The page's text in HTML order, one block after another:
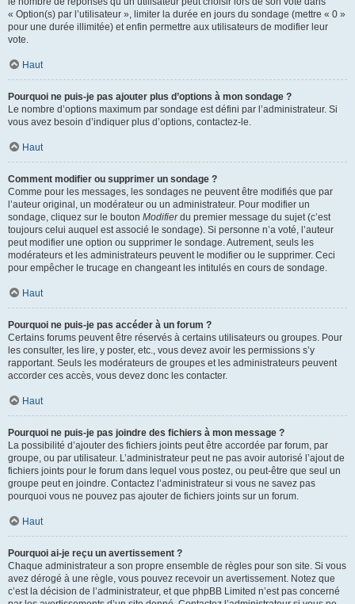
« Option(s) par l’utilisateur », limiter la durée en jours du sondage (mettre « 0 »
pour une durée illimitée) et enfin permettre aux utilisateurs de modifier leur
vote.
Haut
Pourquoi ne puis-je pas ajouter plus d’options à mon sondage ?
Le nombre d’options maximum par sondage est défini par l’administrateur. Si
vous avez besoin d’indiquer plus d’options, contactez-le.
Haut
Comment modifier ou supprimer un sondage ?
Comme pour les messages, les sondages ne peuvent être modifiés que par
l’auteur original, un modérateur ou un administrateur. Pour modifier un
sondage, cliquez sur le bouton Modifierdu premier message du sujet (c’est
toujours celui auquel est associé le sondage). Si personne n’a voté, l’auteur
peut modifier une option ou supprimer le sondage. Autrement, seuls les
modérateurs et les administrateurs peuvent le modifier ou le supprimer. Ceci
pour empêcher le trucage en changeant les intitulés en cours de sondage.
Haut
Pourquoi ne puis-je pas accéder à un forum ?
Certains forums peuvent être réservés à certains utilisateurs ou groupes. Pour
les consulter, les lire, y poster, etc., vous devez avoir les permissions s’y
rapportant. Seuls les modérateurs de groupes et les administrateurs peuvent
accorder ces accès, vous devez donc les contacter.
Haut
Pourquoi ne puis-je pas joindre des fichiers à mon message ?
La possibilité d’ajouter des fichiers joints peut être accordée par forum, par
groupe, ou par utilisateur. L’administrateur peut ne pas avoir autorisé l’ajout de
fichiers joints pour le forum dans lequel vous postez, ou peut-être que seul un
groupe peut en joindre. Contactez l’administrateur si vous ne savez pas
pourquoi vous ne pouvez pas ajouter de fichiers joints sur un forum.
Haut
Pourquoi ai-je reçu un avertissement ?
Chaque administrateur a son propre ensemble de règles pour son site. Si vous
avez dérogé à une règle, vous pouvez recevoir un avertissement. Notez que
c’est la décision de l’administrateur, et que phpBB Limited n’est pas concerné